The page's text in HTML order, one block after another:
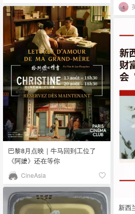
巴黎8月点映｜牛马回到工位了
《阿嬷》还在等你
CineAsia
新西